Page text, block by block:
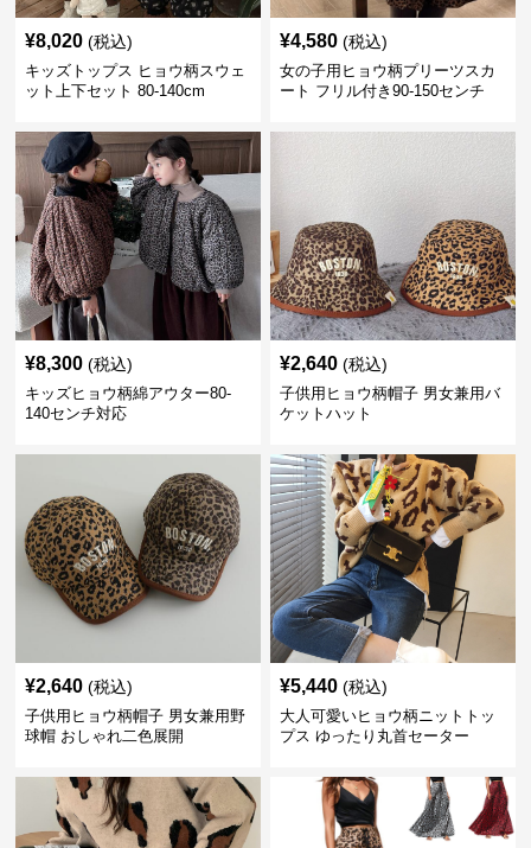
¥8,020 (税込)
キッズトップス ヒョウ柄スウェ
ット上下セット 80-140cm
¥4,580 (税込)
女の子用ヒョウ柄プリーツスカ
ート フリル付き90-150センチ
¥8,300 (税込)
キッズヒョウ柄綿アウター80-
140センチ対応
¥2,640 (税込)
子供用ヒョウ柄帽子 男女兼用バ
ケットハット
¥2,640 (税込)
子供用ヒョウ柄帽子 男女兼用野
球帽 おしゃれ二色展開
¥5,440 (税込)
大人可愛いヒョウ柄ニットトッ
プス ゆったり丸首セーター